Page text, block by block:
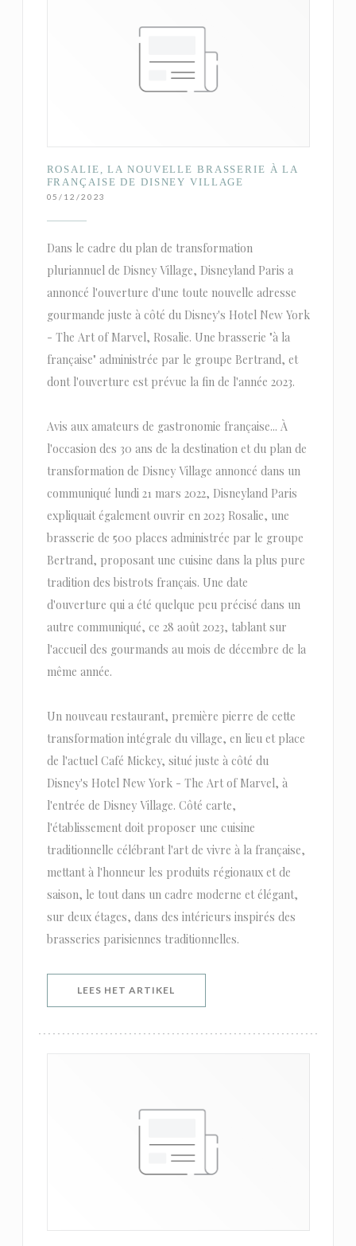
ROSALIE, LA NOUVELLE BRASSERIE À LA
FRANÇAISE DE DISNEY VILLAGE
05/12/2023
Dans le cadre du plan de transformation
pluriannuel de Disney Village, Disneyland Paris a
annoncé l'ouverture d'une toute nouvelle adresse
gourmande juste à côté du Disney's Hotel New York
- The Art of Marvel, Rosalie. Une brasserie "à la
française" administrée par le groupe Bertrand, et
dont l'ouverture est prévue la fin de l'année 2023.
Avis aux amateurs de gastronomie française... À
l'occasion des 30 ans de la destination et du plan de
transformation de Disney Village annoncé dans un
communiqué lundi 21 mars 2022, Disneyland Paris
expliquait également ouvrir en 2023 Rosalie, une
brasserie de 500 places administrée par le groupe
Bertrand, proposant une cuisine dans la plus pure
tradition des bistrots français. Une date
d'ouverture qui a été quelque peu précisé dans un
autre communiqué, ce 28 août 2023, tablant sur
l'accueil des gourmands au mois de décembre de la
même année.
Un nouveau restaurant, première pierre de cette
transformation intégrale du village, en lieu et place
de l'actuel Café Mickey, situé juste à côté du
Disney's Hotel New York - The Art of Marvel, à
l'entrée de Disney Village. Côté carte,
l'établissement doit proposer une cuisine
traditionnelle célébrant l'art de vivre à la française,
mettant à l'honneur les produits régionaux et de
saison, le tout dans un cadre moderne et élégant,
sur deux étages, dans des intérieurs inspirés des
brasseries parisiennes traditionnelles.
LEES HET ARTIKEL